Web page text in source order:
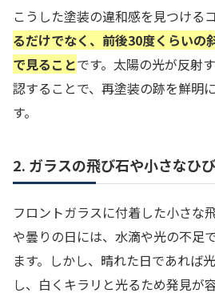
こうした塗装の違和感を見つけるコ
るだけでなく、前後30度くらいの
で見ることです。太陽の光が反射
認することで、再塗装の跡を鮮明
す。
2. ガラスの飛び石や小さなひ
フロントガラスに付着した小さな
や曇りの日には、水滴や光の不足
ます。しかし、晴れた日であれば
し、白くキラリと光るため発見が